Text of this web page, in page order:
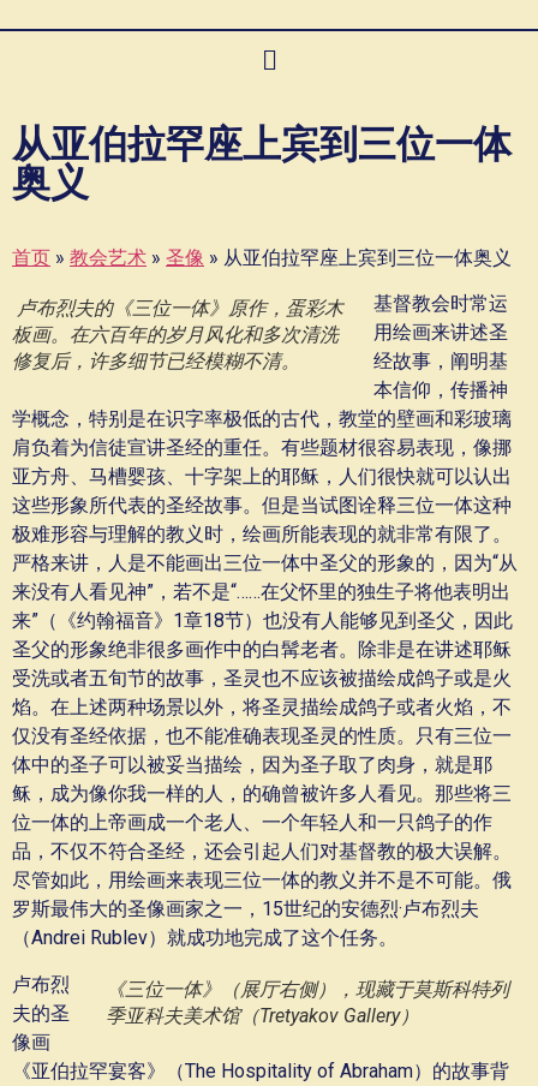
从亚伯拉罕座上宾到三位一体
奥义
首页 » 教会艺术 » 圣像 » 从亚伯拉罕座上宾到三位一体奥义
卢布烈夫的《三位一体》原作，蛋彩木
板画。在六百年的岁月风化和多次清洗
修复后，许多细节已经模糊不清。
基督教会时常运
用绘画来讲述圣
经故事，阐明基
本信仰，传播神
学概念，特别是在识字率极低的古代，教堂的壁画和彩玻璃
肩负着为信徒宣讲圣经的重任。有些题材很容易表现，像挪
亚方舟、马槽婴孩、十字架上的耶稣，人们很快就可以认出
这些形象所代表的圣经故事。但是当试图诠释三位一体这种
极难形容与理解的教义时，绘画所能表现的就非常有限了。
严格来讲，人是不能画出三位一体中圣父的形象的，因为“从
来没有人看见神”，若不是“……在父怀里的独生子将他表明出
来”（《约翰福音》1章18节）也没有人能够见到圣父，因此
圣父的形象绝非很多画作中的白髯老者。除非是在讲述耶稣
受洗或者五旬节的故事，圣灵也不应该被描绘成鸽子或是火
焰。在上述两种场景以外，将圣灵描绘成鸽子或者火焰，不
仅没有圣经依据，也不能准确表现圣灵的性质。只有三位一
体中的圣子可以被妥当描绘，因为圣子取了肉身，就是耶
稣，成为像你我一样的人，的确曾被许多人看见。那些将三
位一体的上帝画成一个老人、一个年轻人和一只鸽子的作
品，不仅不符合圣经，还会引起人们对基督教的极大误解。
尽管如此，用绘画来表现三位一体的教义并不是不可能。俄
罗斯最伟大的圣像画家之一，15世纪的安德烈·卢布烈夫
（Andrei Rublev）就成功地完成了这个任务。
《三位一体》（展厅右侧），现藏于莫斯科特列
季亚科夫美术馆（Tretyakov Gallery）
卢布烈
夫的圣
像画
《亚伯拉罕宴客》（The Hospitality of Abraham）的故事背